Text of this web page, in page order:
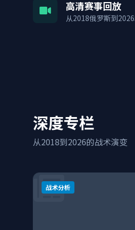
高清赛事回放
从2018俄罗斯到
深度专栏
从2018到2026的战术演变
战术分析